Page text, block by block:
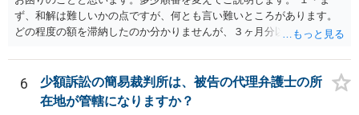
ず、和解は難しいかの点ですが、何とも言い難いところがあります。
どの程度の額を滞納したのか分かりませんが、３ヶ月分以上滞納した
れたと評価され、来月払えるからと言って、大家があなたとの賃貸借
契約が解約できることに変わりなくなってしまうからです。 そのよう
な場合、相手が、「もう出て行って欲しい」と考えていれば、引き続
き居住する前提での和解は難しい可能性があります。 ２・弁護士が事
6
少額訴訟の簡易裁判所は、被告の代理弁護士の所
在地が管轄になりますか？